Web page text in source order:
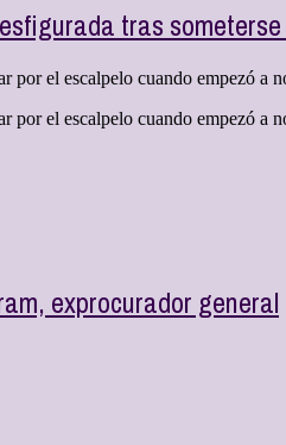
tras
por el escalpelo cuando empezó a
por el escalpelo cuando empezó a
exprocurador general